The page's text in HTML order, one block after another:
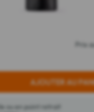
Prix
AJOUTER AU
ou en point retrait